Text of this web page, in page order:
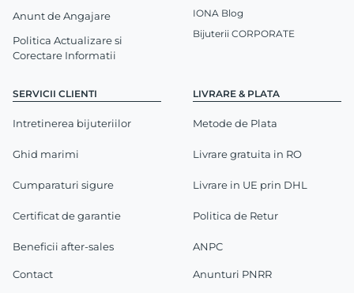
Anunt de Angajare
Politica Actualizare si
Corectare Informatii
SERVICII CLIENTI
Intretinerea bijuteriilor
Ghid marimi
Cumparaturi sigure
Certificat de garantie
Beneficii after-sales
Contact
LIVRARE & PLATA
Metode de Plata
Livrare gratuita in RO
Livrare in UE prin DHL
Politica de Retur
ANPC
Anunturi PNRR
IONA Blog
Bijuterii CORPORATE